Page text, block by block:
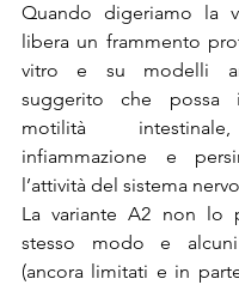
Quando digeriamo la
libera un frammento
vitro e su modelli
suggerito che possa
motilità
infiammazione e
l’attività del sistema
La variante A2 non lo
stesso modo e
(ancora limitati e in